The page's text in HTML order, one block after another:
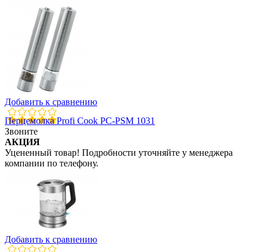
Добавить к сравнению
Перцемолка Profi Cook PC-PSM 1031
Звоните
АКЦИЯ
Уцененный товар! Подробности уточняйте у менеджера
компании по телефону.
Добавить к сравнению